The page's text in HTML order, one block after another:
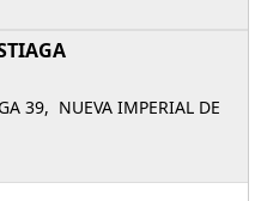
39, NUEVA IMPERIAL DE